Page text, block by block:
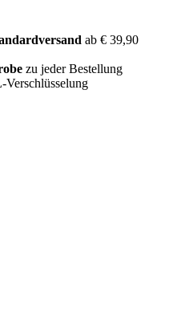
ab € 39,90
zu jeder Bestellung
Verschlüsselung